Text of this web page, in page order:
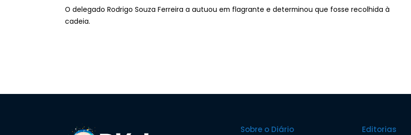
O delegado Rodrigo Souza Ferreira a autuou em flagrante e determinou que fosse recolhida à
cadeia.
Sobre o Diário
Editorias